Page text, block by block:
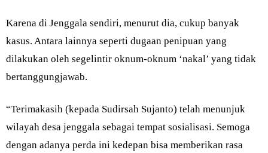
Karena di Jenggala sendiri, menurut dia, cukup banyak
kasus. Antara lainnya seperti dugaan penipuan yang
dilakukan oleh segelintir oknum-oknum ‘nakal’ yang tidak
bertanggungjawab.
“Terimakasih (kepada Sudirsah Sujanto) telah menunjuk
wilayah desa jenggala sebagai tempat sosialisasi. Semoga
dengan adanya perda ini kedepan bisa memberikan rasa